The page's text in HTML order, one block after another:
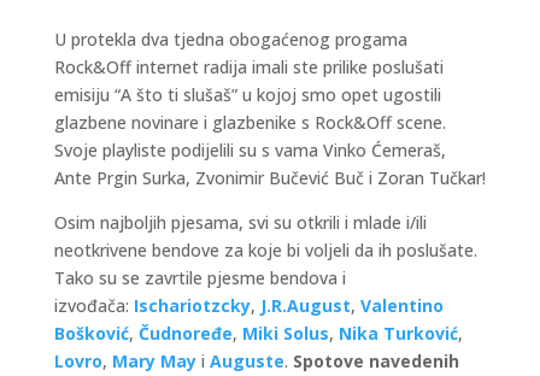
U protekla dva tjedna obogaćenog progama
Rock&Off internet radija imali ste prilike poslušati
emisiju “A što ti slušaš” u kojoj smo opet ugostili
glazbene novinare i glazbenike s Rock&Off scene.
Svoje playliste podijelili su s vama Vinko Ćemeraš,
Ante Prgin Surka, Zvonimir Bučević Buč i Zoran Tučkar!
Osim najboljih pjesama, svi su otkrili i mlade i/ili
neotkrivene bendove za koje bi voljeli da ih poslušate.
Tako su se zavrtile pjesme bendova i
izvođača: Ischariotzcky, J.R.August, Valentino
Bošković, Čudnoređe, Miki Solus, Nika Turković,
Lovro, Mary Mayi Auguste. Spotove navedenih